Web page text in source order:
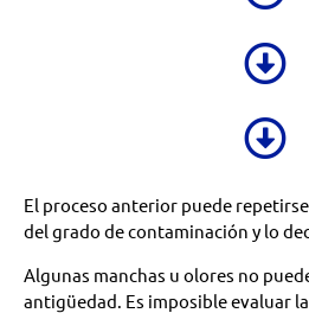
El proceso anterior puede
del grado de contaminación y lo
Algunas manchas u olores no
antigüedad. Es imposible evaluar